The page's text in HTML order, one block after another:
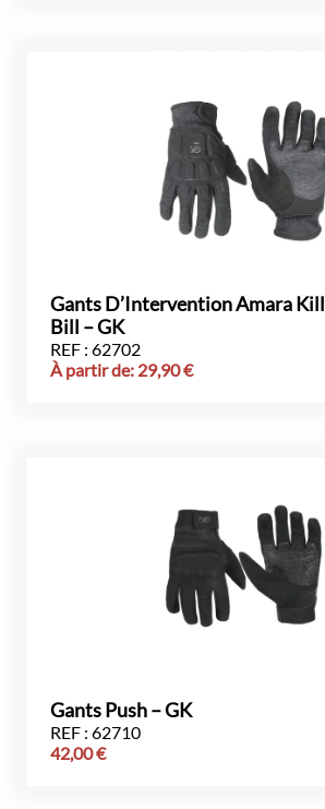
Gants D’Intervention Amara Kill
Bill – GK
REF : 62702
À partir de: 29,90€
Gants Push – GK
REF : 62710
42,00€